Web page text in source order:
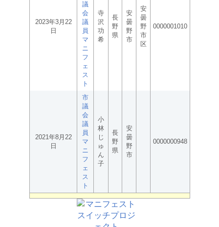
2023年3月22
日
議
会
議
員
マ
ニ
フ
ェ
ス
ト
寺
沢
功
希
長
野
県
安
曇
野
市
安
曇
野
市
区
0000001010
2021年8月22
日
市
議
会
議
員
マ
ニ
フ
ェ
ス
ト
小
林
じ
ゅ
ん
子
長
野
県
安
曇
野
市
0000000948